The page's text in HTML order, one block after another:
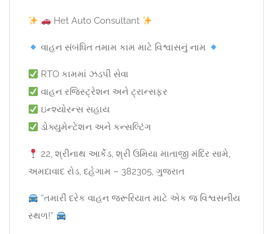
Het Auto Consultant
વાહન સંબંધિત તમામ કામ માટે વિશ્વાસનું નામ
RTO કામમાં ઝડપી સેવા
વાહન રજિસ્ટ્રેશન અને ટ્રાન્સફર
ઇન્શ્યોરન્સ સહાય
ડોક્યુમેન્ટેશન અને કન્સલ્ટિંગ
22, શ્રીનાથ આર્કેડ, શ્રી ઉમિયા માતાજી મંદિર સામે,
અમદાવાદ રોડ, દહેગામ – 382305, ગુજરાત
“તમારી દરેક વાહન જરૂરિયાત માટે એક જ વિશ્વસનીય
સ્થળ!”